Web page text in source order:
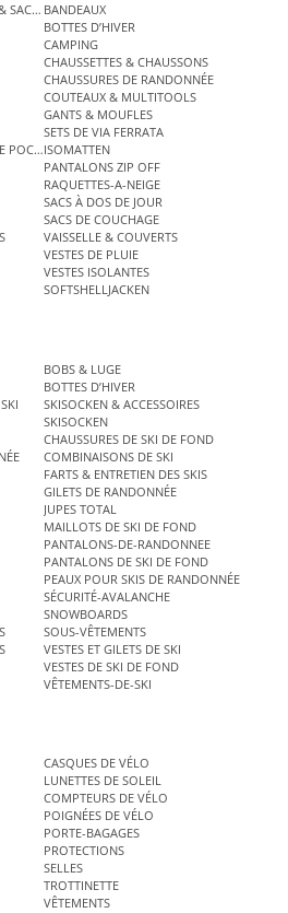
SACS ÉTANCHES
BANDEAUX
BOTTES D’HIVER
CAMPING
CHAUSSETTES & CHAUSSONS
CHAUSSURES DE RANDONNÉE
COUTEAUX & MULTITOOLS
GANTS & MOUFLES
SETS DE VIA FERRATA
POCHEISOMATTEN
PANTALONS ZIP OFF
RAQUETTES-A-NEIGE
SACS À DOS DE JOUR
SACS DE COUCHAGE
VAISSELLE & COUVERTS
VESTES DE PLUIE
VESTES ISOLANTES
SOFTSHELLJACKEN
BOBS & LUGE
BOTTES D’HIVER
SKISOCKEN & ACCESSOIRES
SKISOCKEN
CHAUSSURES DE SKI DE FOND
COMBINAISONS DE SKI
FARTS & ENTRETIEN DES SKIS
GILETS DE RANDONNÉE
JUPES TOTAL
MAILLOTS DE SKI DE FOND
PANTALONS-DE-RANDONNEE
PANTALONS DE SKI DE FOND
PEAUX POUR SKIS DE RANDONNÉE
SÉCURITÉ-AVALANCHE
SNOWBOARDS
SOUS-VÊTEMENTS
VESTES ET GILETS DE SKI
VESTES DE SKI DE FOND
VÊTEMENTS-DE-SKI
CASQUES DE VÉLO
LUNETTES DE SOLEIL
COMPTEURS DE VÉLO
POIGNÉES DE VÉLO
PORTE-BAGAGES
PROTECTIONS
SELLES
TROTTINETTE
VÊTEMENTS